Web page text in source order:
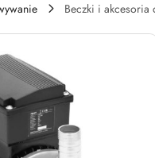
Beczki i akcesoria